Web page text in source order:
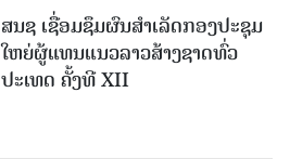
ສນຊ ເຊື່ອມຊຶມຜົນສໍາເລັດກອງປະຊຸມ
ໃຫຍ່ຜູ້ແທນແນວລາວສ້າງຊາດທົ່ວ
ປະເທດ ຄັ້ງທີ XII